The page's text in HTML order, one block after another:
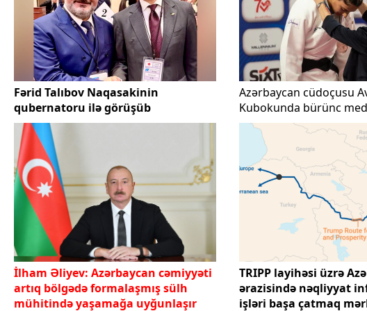
Fərid Talıbov Naqasakinin
qubernatoru ilə görüşüb
Azərbaycan cüdoçusu
Kubokunda bürünc
İlham Əliyev: Azərbaycan cəmiyyəti
artıq bölgədə formalaşmış sülh
mühitində yaşamağa uyğunlaşır
TRIPP layihəsi üzrə
ərazisində nəqliyyat
işləri başa çatmaq